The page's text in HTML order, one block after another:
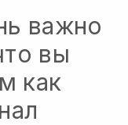
важно
вы
как